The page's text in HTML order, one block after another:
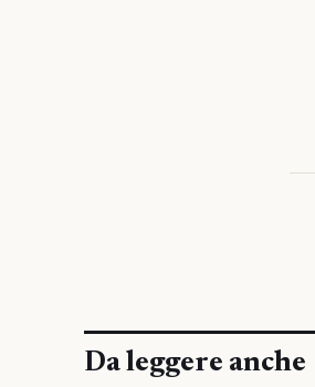
Da leggere anche